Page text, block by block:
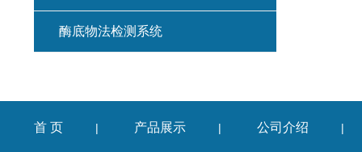
酶底物法检测系统
首 页 | 产品展示 | 公司介绍 |